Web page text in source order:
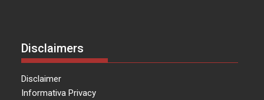
Disclaimers
Disclaimer
Informativa Privacy